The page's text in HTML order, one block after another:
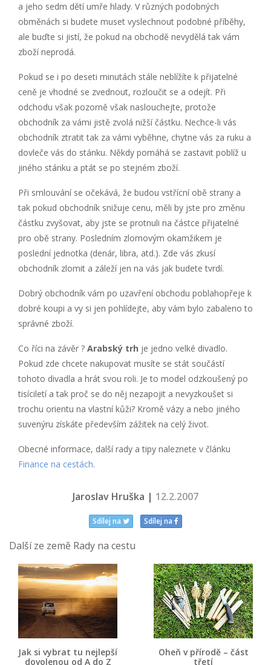
a jeho sedm dětí umře hlady. V různých podobných
obměnách si budete muset vyslechnout podobné příběhy,
ale buďte si jistí, že pokud na obchodě nevydělá tak vám
zboží neprodá.
Pokud se i po deseti minutách stále neblížíte k přijatelné
ceně je vhodné se zvednout, rozloučit se a odejít. Při
odchodu však pozorně však naslouchejte, protože
obchodník za vámi jistě zvolá nižší částku. Nechce-li vás
obchodník ztratit tak za vámi vyběhne, chytne vás za ruku a
dovleče vás do stánku. Někdy pomáhá se zastavit poblíž u
jiného stánku a ptát se po stejném zboží.
Při smlouvání se očekává, že budou vstřícní obě strany a
tak pokud obchodník snižuje cenu, měli by jste pro změnu
částku zvyšovat, aby jste se protnuli na částce přijatelné
pro obě strany. Posledním zlomovým okamžikem je
poslední jednotka (denár, libra, atd.). Zde vás zkusí
obchodník zlomit a záleží jen na vás jak budete tvrdí.
Dobrý obchodník vám po uzavření obchodu poblahopřeje k
dobré koupi a vy si jen pohlídejte, aby vám bylo zabaleno to
správné zboží.
Co říci na závěr ? Arabský trh je jedno velké divadlo.
Pokud zde chcete nakupovat musíte se stát součástí
tohoto divadla a hrát svou roli. Je to model odzkoušený po
tisíciletí a tak proč se do něj nezapojit a nevyzkoušet si
trochu orientu na vlastní kůži? Kromě vázy a nebo jiného
suvenýru získáte především zážitek na celý život.
Obecné informace, další rady a tipy naleznete v článku
Finance na cestách.
Jaroslav Hruška | 12.2.2007
Sdílej na Sdílej na
Další ze země Rady na cestu
Jak si vybrat tu nejlepší
dovolenou od A do Z
Oheň v přírodě – část
třetí